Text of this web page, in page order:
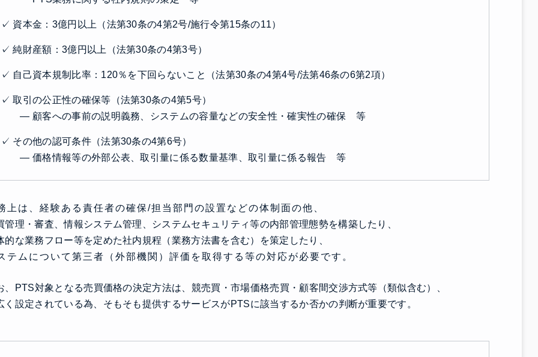
✓ 資本金：3億円以上（法第30条の4第2号/施行令第15条の11）
✓ 純財産額：3億円以上（法第30条の4第3号）
✓ 自己資本規制比率：120％を下回らないこと（法第30条の4第4号/法第46条の6第2項）
✓ 取引の公正性の確保等（法第30条の4第5号）
― 顧客への事前の説明義務、システムの容量などの安全性・確実性の確保 等
✓ その他の認可条件（法第30条の4第6号）
― 価格情報等の外部公表、取引量に係る数量基準、取引量に係る報告 等
上は、経験ある責任者の確保/担当部門の設置などの体制面の他、
管理・審査、情報システム管理、システムセキュリティ等の内部管理態勢を構築したり、
的な業務フロー等を定めた社内規程（業務方法書を含む）を策定したり、
テムについて第三者（外部機関）評価を取得する等の対応が必要です。
、PTS対象となる売買価格の決定方法は、競売買・市場価格売買・顧客間交渉方式等（類似含む）、
く設定されている為、そもそも提供するサービスがPTSに該当するか否かの判断が重要です。